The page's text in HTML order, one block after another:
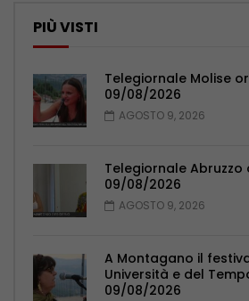
PIÙ VISTI
Telegiornale Molise
09/08/2026
AGOSTO 9, 2026
Telegiornale Abruzzo
09/08/2026
AGOSTO 9, 2026
A Montagano il
Università e del
09/08/2026